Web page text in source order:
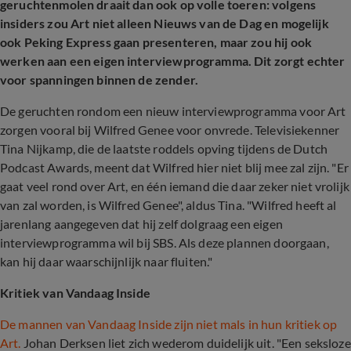
geruchtenmolen draait dan ook op volle toeren: volgens
insiders zou Art niet alleen Nieuws van de Dag en mogelijk
ook Peking Express gaan presenteren, maar zou hij ook
werken aan een eigen interviewprogramma. Dit zorgt echter
voor spanningen binnen de zender.
De geruchten rondom een nieuw interviewprogramma voor Art
zorgen vooral bij Wilfred Genee voor onvrede. Televisiekenner
Tina Nijkamp, die de laatste roddels opving tijdens de Dutch
Podcast Awards, meent dat Wilfred hier niet blij mee zal zijn. "Er
gaat veel rond over Art, en één iemand die daar zeker niet vrolijk
van zal worden, is Wilfred Genee", aldus Tina. "Wilfred heeft al
jarenlang aangegeven dat hij zelf dolgraag een eigen
interviewprogramma wil bij SBS. Als deze plannen doorgaan,
kan hij daar waarschijnlijk naar fluiten."
Kritiek van Vandaag Inside
De mannen van Vandaag Inside zijn niet mals in hun kritiek op
Art. Johan Derksen liet zich wederom duidelijk uit. "Een seksloze